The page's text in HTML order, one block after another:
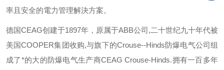
率且安全的電力管理解決方案。
德国CEAG创建于1897年，原属于ABB公司,二十世纪九十年代被
美国COOPER集团收购,与旗下的Crouse--Hinds防爆电气公司组
成了*的大的防爆电气生产商CEAG Crouse-Hinds.拥有一百多年